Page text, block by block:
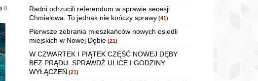
0
Radni odrzucili referendum w sprawie secesji
Chmielowa. To jednak nie kończy sprawy (41)
Pierwsze zebrania mieszkańców nowych osiedli
miejskich w Nowej Dębie (21)
W CZWARTEK I PIĄTEK CZĘŚĆ NOWEJ DĘBY
BEZ PRĄDU. SPRAWDŹ ULICE I GODZINY
WYŁĄCZEŃ (21)